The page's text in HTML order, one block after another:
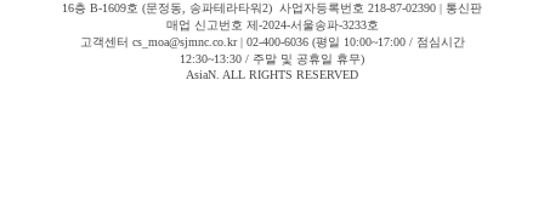
16층 B-1609호 (문정동, 송파테라타워2) 사업자등록번호 218-87-02390 | 통신판
매업 신고번호 제-2024-서울송파-3233호
고객센터 cs_moa@sjmnc.co.kr | 02-400-6036 (평일 10:00~17:00 / 점심시간
12:30~13:30 / 주말 및 공휴일 휴무)
AsiaN. ALL RIGHTS RESERVED